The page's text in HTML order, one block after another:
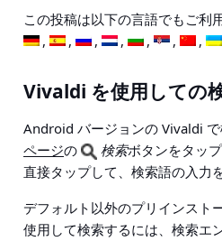
この投稿は以下の言語でもご利
Vivaldi を使用しての
Android バージョンの Vivaldi で
ページの 検索ボタンをタッ
直接タップして、検索語の入力
デフォルト以外のプリインスト
使用して検索するには、検索エ